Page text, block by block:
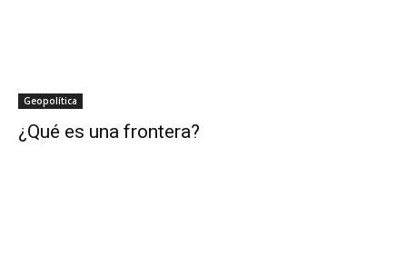
Geopolítica
¿Qué es una frontera?